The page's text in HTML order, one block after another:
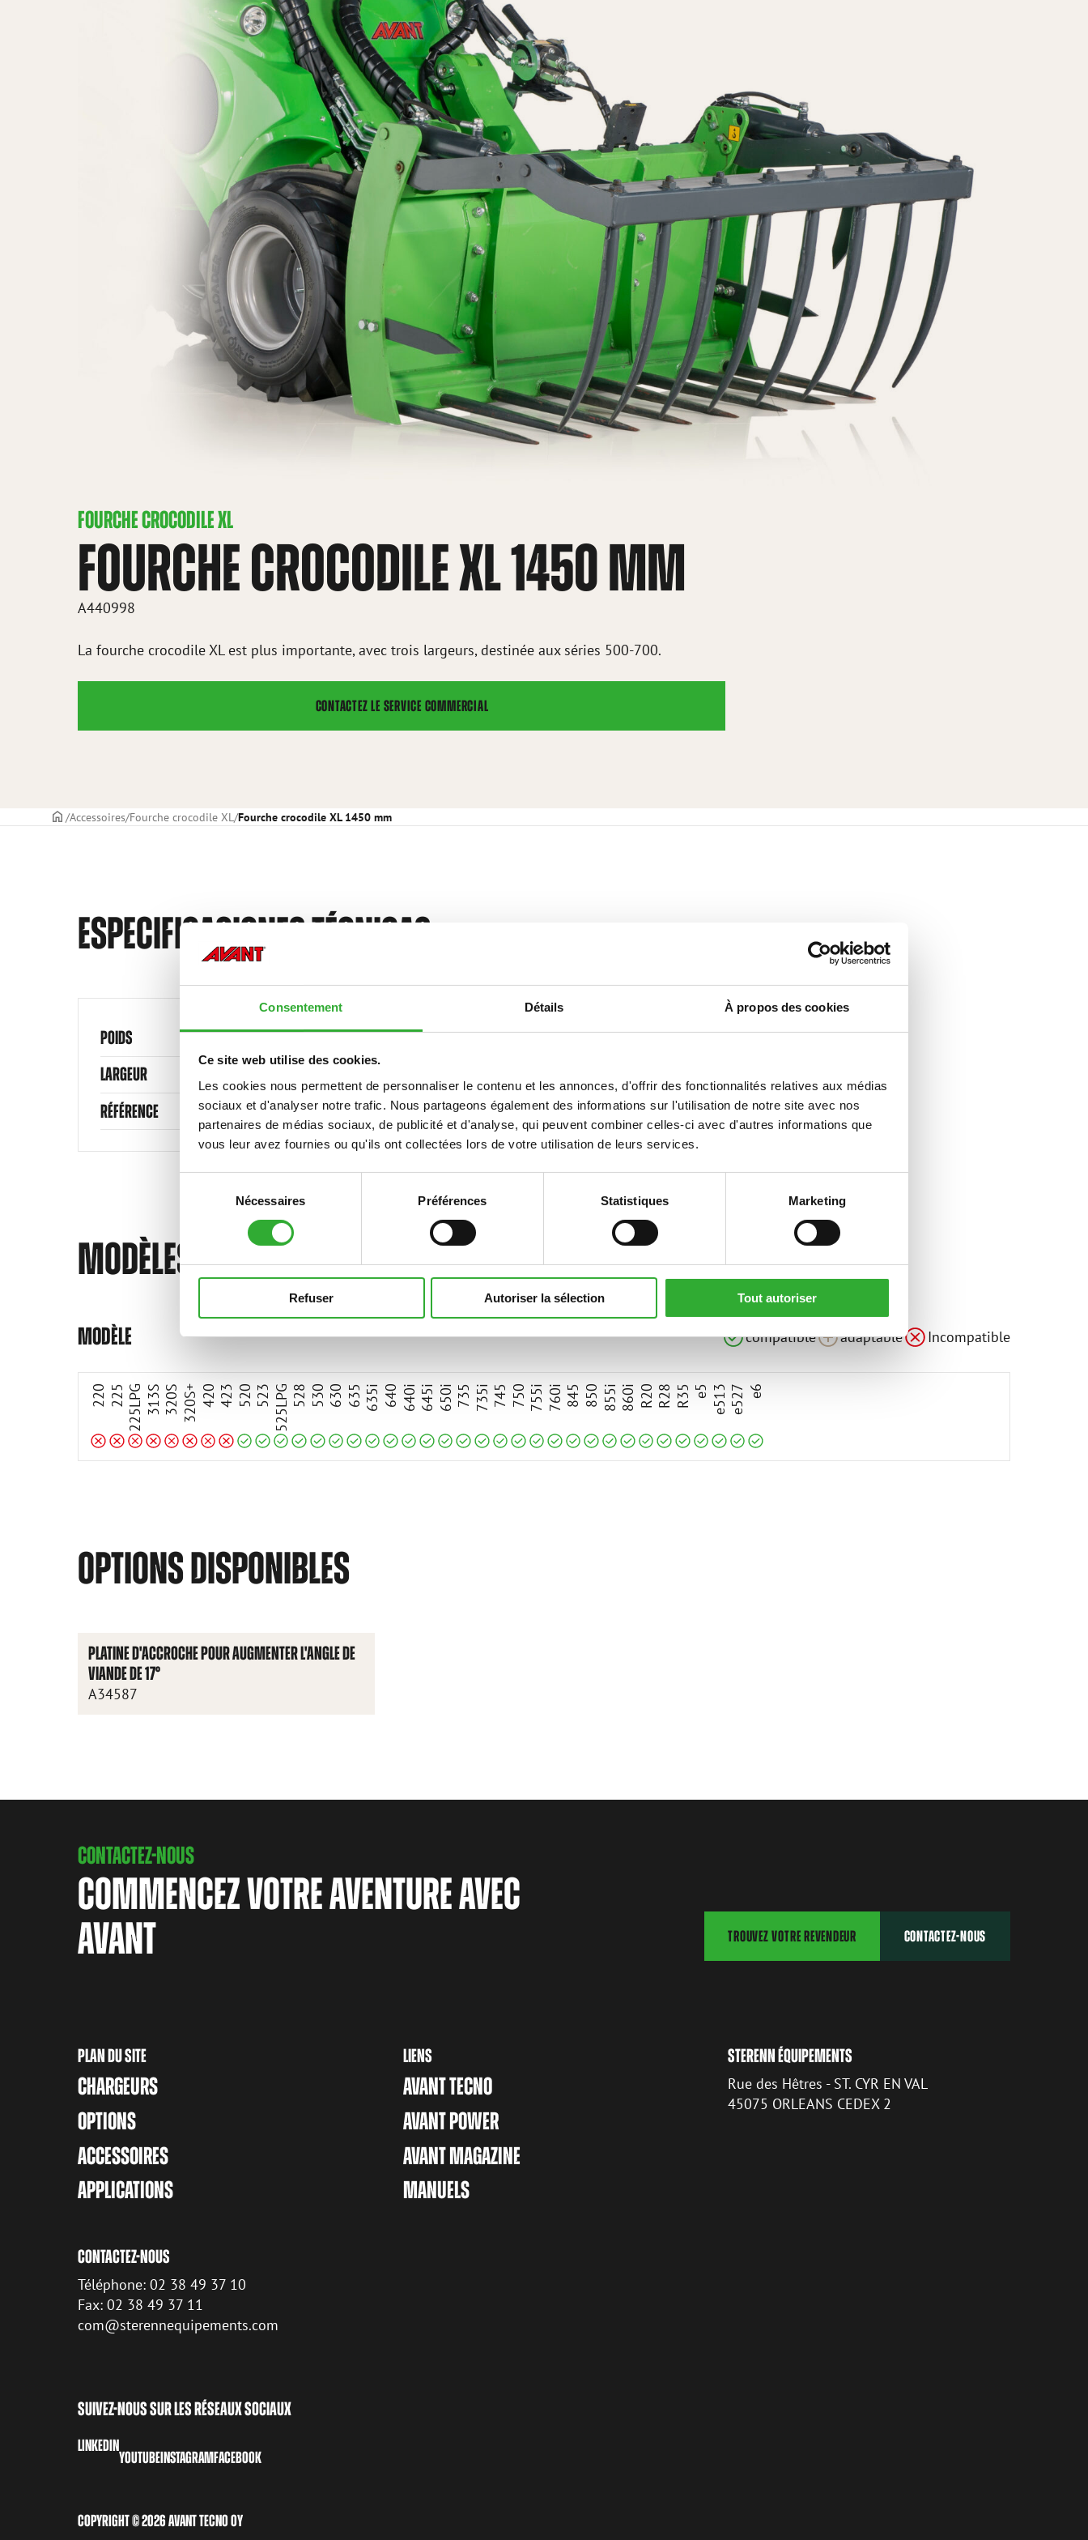
Consentement Détails À propos des cookies
Ce site web utilise des cookies.
Les cookies nous permettent de personnaliser le contenu et les annonces, d'offrir des fonctionnalités relatives aux médias
sociaux et d'analyser notre trafic. Nous partageons également des informations sur l'utilisation de notre site avec nos
partenaires de médias sociaux, de publicité et d'analyse, qui peuvent combiner celles-ci avec d'autres informations que
vous leur avez fournies ou qu'ils ont collectées lors de votre utilisation de leurs services.
consentement
Nécessaires Préférences Statistiques Marketing
Refuser Autoriser la sélection Tout autoriser
FOURCHE CROCODILE XL
FOURCHE CROCODILE XL 1450 MM
A440998
La fourche crocodile XL est plus importante, avec trois largeurs, destinée aux séries 500-700.
CONTACTEZ LE SERVICE COMMERCIAL
PAGE DE COUVERTURE
Accessoires Fourche crocodile XL Fourche crocodile XL 1450 mm
ESPECIFICACIONES TÉCNICAS
POIDS 245 kg
LARGEUR
RÉFÉRENCE A440998
MODÈLES COMPATIBLES
MODÈLE compatible adaptable Incompatible
220
Incompatible
225
Incompatible
225LPG
Incompatible
313S 320S
Incompatible
320S+
Incompatible
420
Incompatible
423
Incompatible
520
compatible
523
compatible
525LPG
compatible
528
compatible
530
compatible
630
compatible
635
compatible
635i
compatible
640
compatible
640i
compatible
645i
compatible
650i
compatible
735
compatible
735i
compatible
745
compatible
750
compatible
755i
compatible
760i
compatible
845
compatible
850
compatible
855i
compatible
860i
compatible
R20
compatible
R28
compatible
R35
compatible
e5
compatible
e513
compatible
e527
compatible
e6
compatible
OPTIONS DISPONIBLES
PLATINE D'ACCROCHE POUR AUGMENTER L'ANGLE DE
VIANDE DE 17°
A34587
CONTACTEZ-NOUS
COMMENCEZ VOTRE AVENTURE AVEC
AVANT
TROUVEZ VOTRE REVENDEUR CONTACTEZ-NOUS
PLAN DU SITE
CHARGEURS
OPTIONS
ACCESSOIRES
APPLICATIONS
LIENS
AVANT TECNO
AVANT POWER
AVANT MAGAZINE
MANUELS
STERENN ÉQUIPEMENTS
Rue des Hêtres - ST. CYR EN VAL
45075 ORLEANS CEDEX 2
CONTACTEZ-NOUS
Téléphone: 02 38 49 37 10
Fax: 02 38 49 37 11
com@sterennequipements.com
SUIVEZ-NOUS SUR LES RÉSEAUX SOCIAUX
LINKEDIN
YOUTUBEINSTAGRAMFACEBOOK
COPYRIGHT © 2026 AVANT TECNO OY